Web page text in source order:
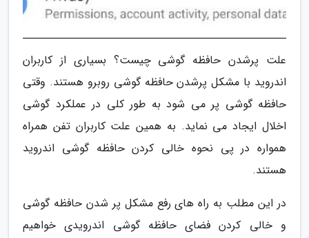
علت پرشدن حافظه گوشی چیست؟ بسیاری از کاربران
اندروید با مشکل پرشدن حافظه گوشی روبرو هستند. وقتی
حافظه گوشی پر می شود به طور کلی در عملکرد گوشی
اخلال ایجاد می نماید. به همین علت کاربران تفن همراه
همواره در پی نحوه خالی کردن حافظه گوشی اندروید
هستند.
در این مطلب به راه های رفع مشکل پر شدن حافظه گوشی
و خالی کردن فضای حافظه گوشی اندرویدی خواهیم